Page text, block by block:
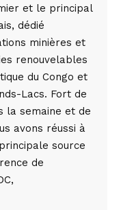
et le principal
dédié
minières et
renouvelables
du Congo et
Lacs. Fort de
la semaine et de
avons réussi à
source
de